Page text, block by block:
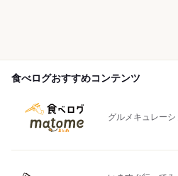
食べログおすすめコンテンツ
グルメキュレー